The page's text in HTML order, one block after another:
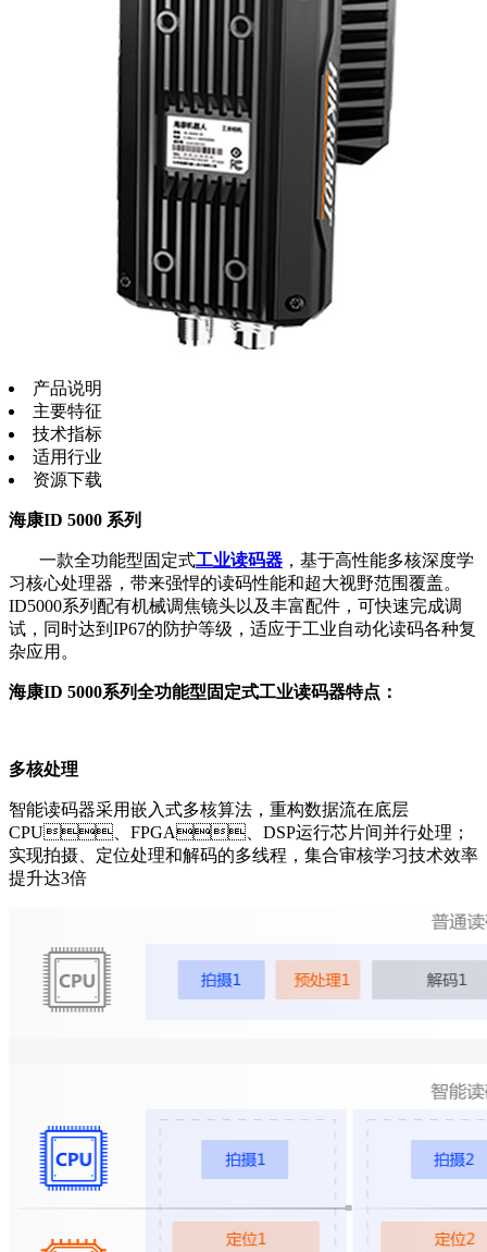
产品说明
主要特征
技术指标
适用行业
资源下载
海康ID 5000 系列
一款全功能型固定式工业读码器 ，基于高性能多核深度学
习核心处理器，带来强悍的读码性能和超大视野范围覆盖。
ID5000系列配有机械调焦镜头以及丰富配件，可快速完成调
试，同时达到IP67的防护等级，适应于工业自动化读码各种复
杂应用。
海康ID 5000系列全功能型固定式工业读码器特点：
多核处理
智能读码器采用嵌入式多核算法，重构数据流在底层
CPU、FPGA、DSP运行芯片间并行处理；
实现拍摄、定位处理和解码的多线程，集合审核学习技术效率
提升达3倍